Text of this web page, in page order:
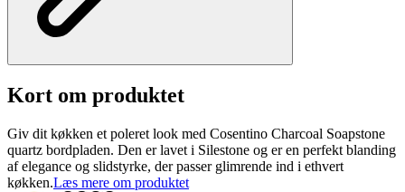
Kort om produktet
Giv dit køkken et poleret look med Cosentino Charcoal Soapstone
quartz bordpladen. Den er lavet i Silestone og er en perfekt blanding
af elegance og slidstyrke, der passer glimrende ind i ethvert
køkken.Læs mere om produktet